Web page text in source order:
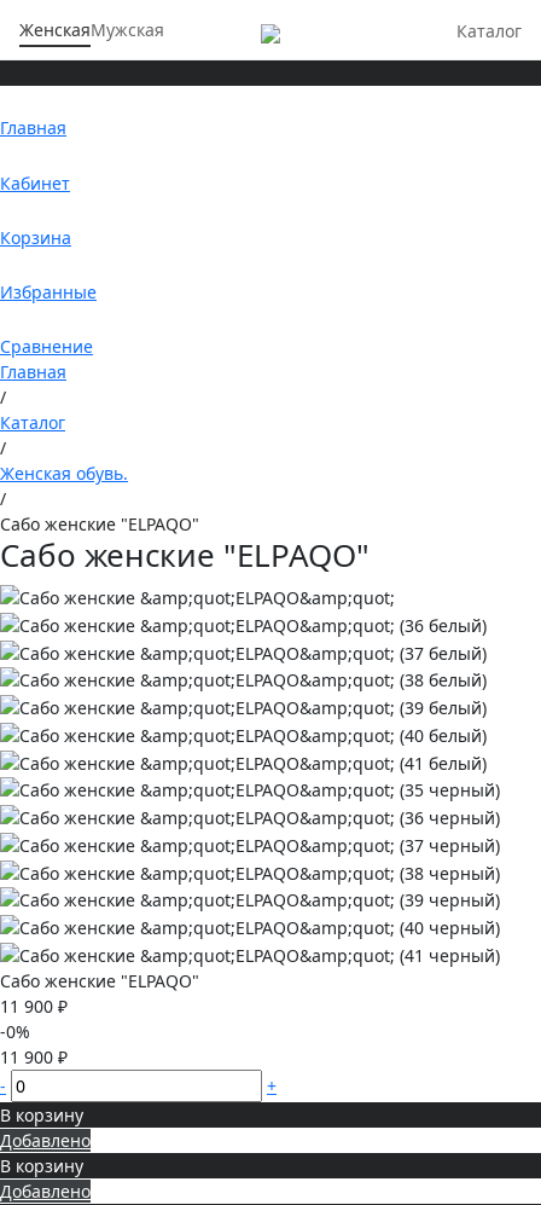
ЖенскаяМужская Каталог
Главная
Кабинет
Корзина
Избранные
Сравнение
Главная
/
Каталог
/
Женская обувь.
/
Сабо женские "ELPAQO"
Сабо женские "ELPAQO"
Сабо женские "ELPAQO"
11 900 ₽
-0%
11 900 ₽
-
+
В корзину
Добавлено
В корзину
Добавлено